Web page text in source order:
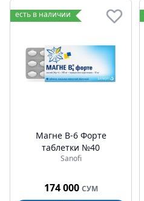
есть в наличии
Магне В-6 Форте
таблетки №40
Sanofi
174 000 СУМ